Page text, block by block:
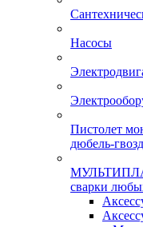
Насосы
Пистолет
дюбель-
сварки